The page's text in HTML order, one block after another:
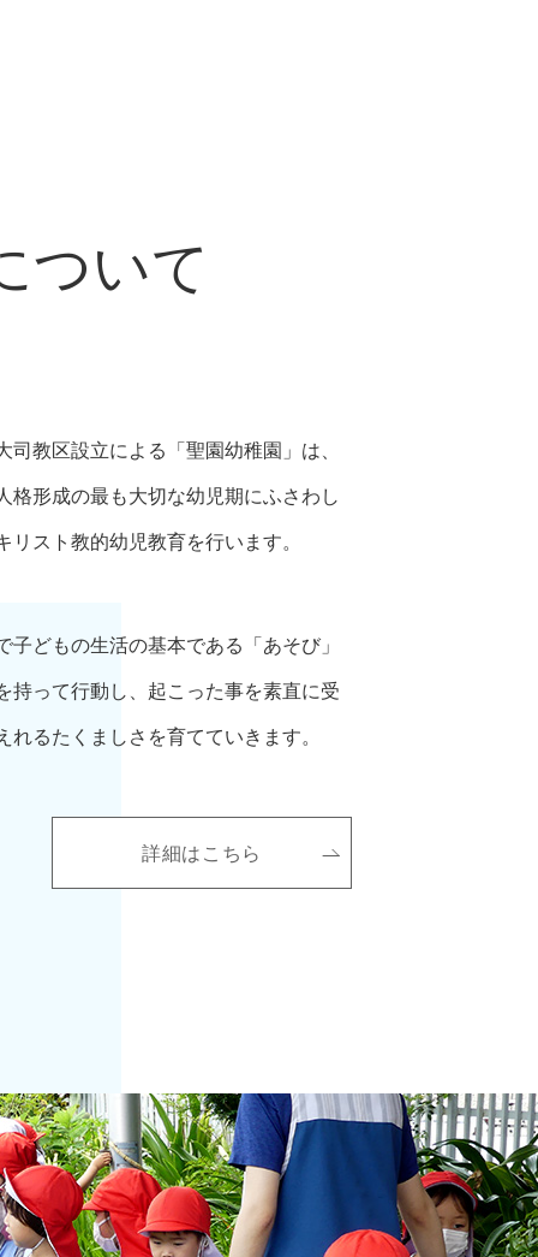
ついて
司教区設立による「聖園幼稚園」は、
格形成の最も大切な幼児期にふさわし
リスト教的幼児教育を行います。
子どもの生活の基本である「あそび」
持って行動し、起こった事を素直に受
れるたくましさを育てていきます。
つ
い
詳細はこちら